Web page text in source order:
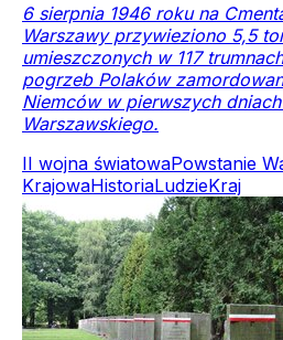
6 sierpnia 1946 roku na
Warszawy przywieziono 5,5
umieszczonych w 117
pogrzeb Polaków
Niemców w pierwszych
Warszawskiego.
II wojna światowaPowstanie
KrajowaHistoriaLudzieKraj